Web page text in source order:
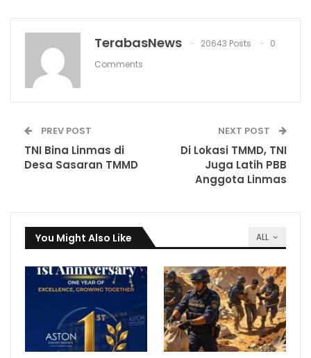
TerabasNews 20643 Posts
0
Comments
PREV POST
TNI Bina Linmas di
Desa Sasaran TMMD
NEXT POST
Di Lokasi TMMD, TNI
Juga Latih PBB
Anggota Linmas
ALL
You Might Also Like